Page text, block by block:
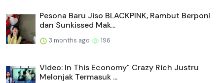
Pesona Baru Jiso BLACKPINK, Rambut Berponi
dan Sunkissed Mak...
3 months ago 196
Video: In This Economy" Crazy Rich Justru
Melonjak Termasuk ...